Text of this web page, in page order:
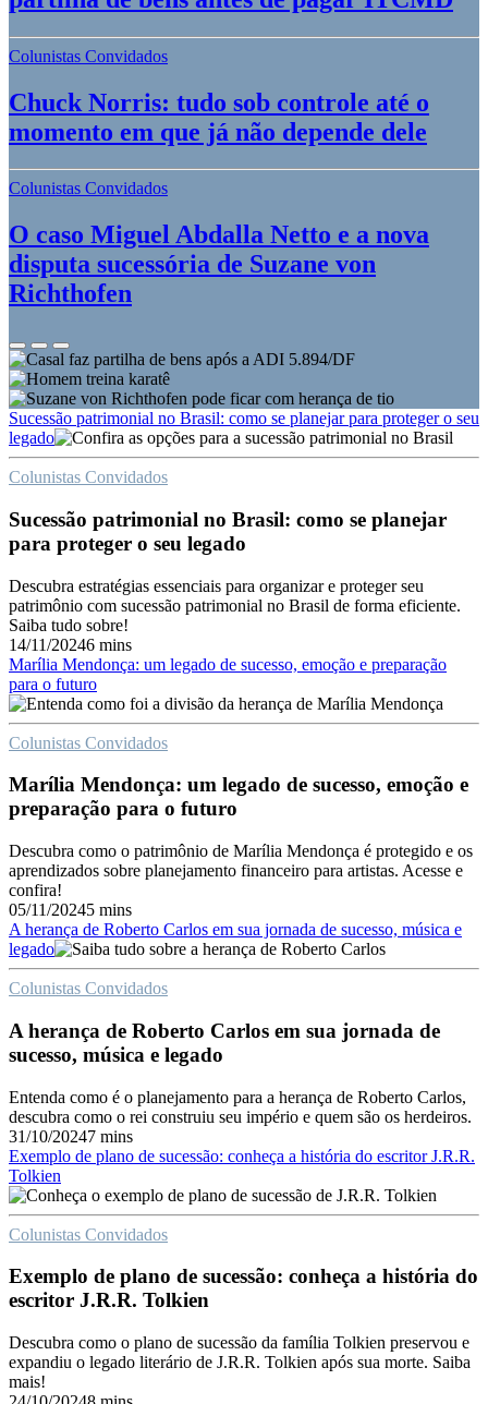
Colunistas Convidados
Chuck Norris: tudo sob controle até o
momento em que já não depende dele
Colunistas Convidados
O caso Miguel Abdalla Netto e a nova
disputa sucessória de Suzane von
Richthofen
Sucessão patrimonial no Brasil: como se planejar para proteger o seu
legado
Colunistas Convidados
Sucessão patrimonial no Brasil: como se planejar
para proteger o seu legado
Descubra estratégias essenciais para organizar e proteger seu
patrimônio com sucessão patrimonial no Brasil de forma eficiente.
Saiba tudo sobre!
14/11/20246 mins
Marília Mendonça: um legado de sucesso, emoção e preparação
para o futuro
Colunistas Convidados
Marília Mendonça: um legado de sucesso, emoção e
preparação para o futuro
Descubra como o patrimônio de Marília Mendonça é protegido e os
aprendizados sobre planejamento financeiro para artistas. Acesse e
confira!
05/11/20245 mins
A herança de Roberto Carlos em sua jornada de sucesso, música e
legado
Colunistas Convidados
A herança de Roberto Carlos em sua jornada de
sucesso, música e legado
Entenda como é o planejamento para a herança de Roberto Carlos,
descubra como o rei construiu seu império e quem são os herdeiros.
31/10/20247 mins
Exemplo de plano de sucessão: conheça a história do escritor J.R.R.
Tolkien
Colunistas Convidados
Exemplo de plano de sucessão: conheça a história do
escritor J.R.R. Tolkien
Descubra como o plano de sucessão da família Tolkien preservou e
expandiu o legado literário de J.R.R. Tolkien após sua morte. Saiba
mais!